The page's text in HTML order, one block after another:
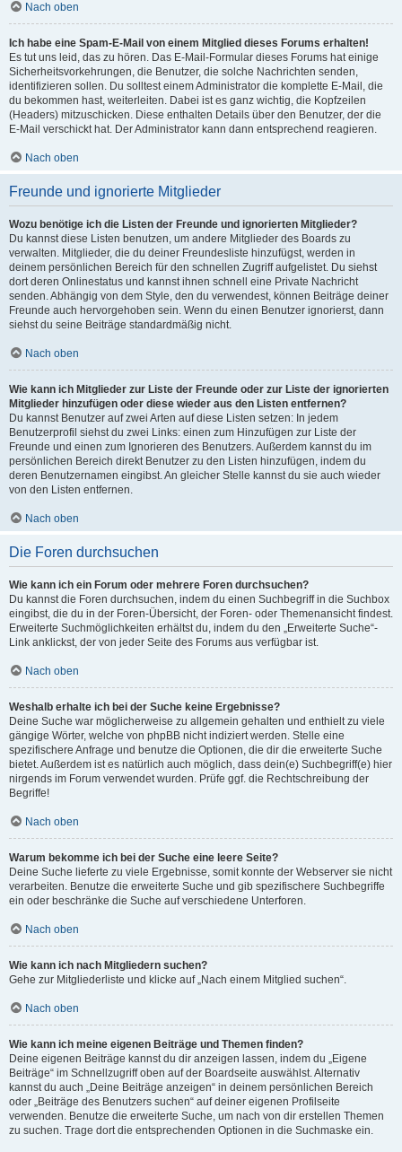
Nach oben
Ich habe eine Spam-E-Mail von einem Mitglied dieses Forums erhalten!
Es tut uns leid, das zu hören. Das E-Mail-Formular dieses Forums hat einige
Sicherheitsvorkehrungen, die Benutzer, die solche Nachrichten senden,
identifizieren sollen. Du solltest einem Administrator die komplette E-Mail, die
du bekommen hast, weiterleiten. Dabei ist es ganz wichtig, die Kopfzeilen
(Headers) mitzuschicken. Diese enthalten Details über den Benutzer, der die
E-Mail verschickt hat. Der Administrator kann dann entsprechend reagieren.
Nach oben
Freunde und ignorierte Mitglieder
Wozu benötige ich die Listen der Freunde und ignorierten Mitglieder?
Du kannst diese Listen benutzen, um andere Mitglieder des Boards zu
verwalten. Mitglieder, die du deiner Freundesliste hinzufügst, werden in
deinem persönlichen Bereich für den schnellen Zugriff aufgelistet. Du siehst
dort deren Onlinestatus und kannst ihnen schnell eine Private Nachricht
senden. Abhängig von dem Style, den du verwendest, können Beiträge deiner
Freunde auch hervorgehoben sein. Wenn du einen Benutzer ignorierst, dann
siehst du seine Beiträge standardmäßig nicht.
Nach oben
Wie kann ich Mitglieder zur Liste der Freunde oder zur Liste der ignorierten
Mitglieder hinzufügen oder diese wieder aus den Listen entfernen?
Du kannst Benutzer auf zwei Arten auf diese Listen setzen: In jedem
Benutzerprofil siehst du zwei Links: einen zum Hinzufügen zur Liste der
Freunde und einen zum Ignorieren des Benutzers. Außerdem kannst du im
persönlichen Bereich direkt Benutzer zu den Listen hinzufügen, indem du
deren Benutzernamen eingibst. An gleicher Stelle kannst du sie auch wieder
von den Listen entfernen.
Nach oben
Die Foren durchsuchen
Wie kann ich ein Forum oder mehrere Foren durchsuchen?
Du kannst die Foren durchsuchen, indem du einen Suchbegriff in die Suchbox
eingibst, die du in der Foren-Übersicht, der Foren- oder Themenansicht findest.
Erweiterte Suchmöglichkeiten erhältst du, indem du den „Erweiterte Suche“-
Link anklickst, der von jeder Seite des Forums aus verfügbar ist.
Nach oben
Weshalb erhalte ich bei der Suche keine Ergebnisse?
Deine Suche war möglicherweise zu allgemein gehalten und enthielt zu viele
gängige Wörter, welche von phpBB nicht indiziert werden. Stelle eine
spezifischere Anfrage und benutze die Optionen, die dir die erweiterte Suche
bietet. Außerdem ist es natürlich auch möglich, dass dein(e) Suchbegriff(e) hier
nirgends im Forum verwendet wurden. Prüfe ggf. die Rechtschreibung der
Begriffe!
Nach oben
Warum bekomme ich bei der Suche eine leere Seite?
Deine Suche lieferte zu viele Ergebnisse, somit konnte der Webserver sie nicht
verarbeiten. Benutze die erweiterte Suche und gib spezifischere Suchbegriffe
ein oder beschränke die Suche auf verschiedene Unterforen.
Nach oben
Wie kann ich nach Mitgliedern suchen?
Gehe zur Mitgliederliste und klicke auf „Nach einem Mitglied suchen“.
Nach oben
Wie kann ich meine eigenen Beiträge und Themen finden?
Deine eigenen Beiträge kannst du dir anzeigen lassen, indem du „Eigene
Beiträge“ im Schnellzugriff oben auf der Boardseite auswählst. Alternativ
kannst du auch „Deine Beiträge anzeigen“ in deinem persönlichen Bereich
oder „Beiträge des Benutzers suchen“ auf deiner eigenen Profilseite
verwenden. Benutze die erweiterte Suche, um nach von dir erstellen Themen
zu suchen. Trage dort die entsprechenden Optionen in die Suchmaske ein.